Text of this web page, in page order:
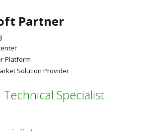
Partner
Platform
Solution Provider
Technical Specialist